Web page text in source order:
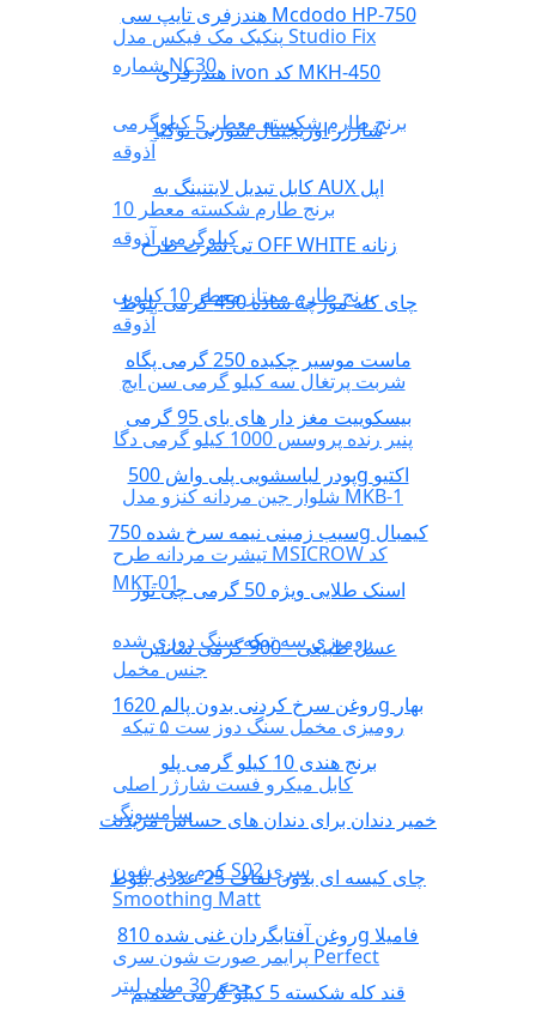
پنکیک مک فیکس مدل Studio Fix
شماره NC30
برنج طارم شکسته معطر 5 کیلوگرمی
آذوقه
برنج طارم شکسته معطر 10
کیلوگرمی آذوقه
برنج طارم ممتاز معطر 10 کیلویی
آذوقه
شربت پرتغال سه کیلو گرمی سن ایچ
پنیر رنده پروسس 1000 کیلو گرمی دگا
شلوار جین مردانه کنزو مدل MKB-1
تیشرت مردانه طرح MSICROW کد
MKT-01
رومیزی سه تیکه سنگ دوزی شده
جنس مخمل
رومیزی مخمل سنگ دوز ست ۵ تیکه
کابل میکرو فست شارژر اصلی
سامسونگ
کرم پودر شون S02 سری
Smoothing Matt
پرایمر صورت شون سری Perfect
حجم 30 میلی لیتر
هندزفری تایپ سی Mcdodo HP-750
هندزفری ivon کد MKH-450
شارژر اوریجینال سوزنی نوکیا
کابل تبدیل لایتنینگ به AUX اپل
تی شرت طرح OFF WHITE زنانه
چای کله مورچه ساده 450 گرمی بلوط
ماست موسیر چکیده 250 گرمی پگاه
بیسکوییت مغز دار های بای 95 گرمی
پودر لباسشویی پلی واش 500g اکتیو
سیب زمینی نیمه سرخ شده 750g کیمبال
اسنک طلایی ویژه 50 گرمی چی توز
عسل طبیعی - 900 گرمی سانتین
روغن سرخ کردنی بدون پالم 1620g بهار
برنج هندی 10 کیلو گرمی پلو
خمیر دندان برای دندان های حساس مریدنت
چای کیسه ای بدون لفاف 25 عددی بلوط
روغن آفتابگردان غنی شده 810g فامیلا
قند کله شکسته 5 کیلو گرمی صمیم